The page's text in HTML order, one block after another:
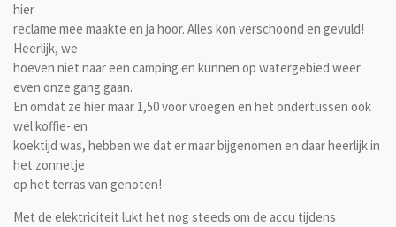
hier
reclame mee maakte en ja hoor. Alles kon verschoond en gevuld!
Heerlijk, we
hoeven niet naar een camping en kunnen op watergebied weer
even onze gang gaan.
En omdat ze hier maar 1,50 voor vroegen en het ondertussen ook
wel koffie- en
koektijd was, hebben we dat er maar bijgenomen en daar heerlijk in
het zonnetje
op het terras van genoten!
Met de elektriciteit lukt het nog steeds om de accu tijdens